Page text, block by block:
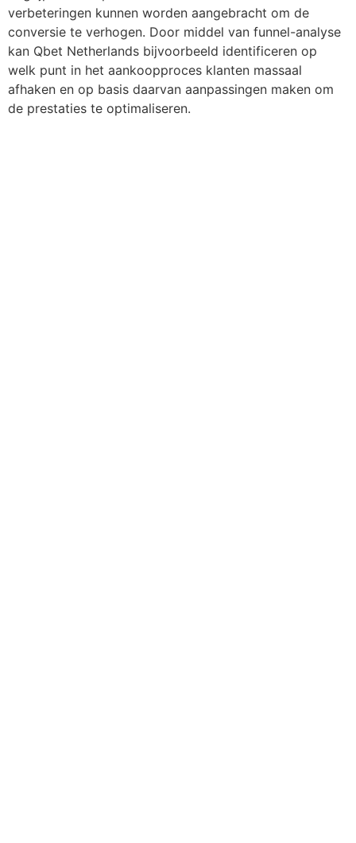
verbeteringen kunnen worden aangebracht om de
conversie te verhogen. Door middel van funnel-analyse
kan Qbet Netherlands bijvoorbeeld identificeren op
welk punt in het aankoopproces klanten massaal
afhaken en op basis daarvan aanpassingen maken om
de prestaties te optimaliseren.